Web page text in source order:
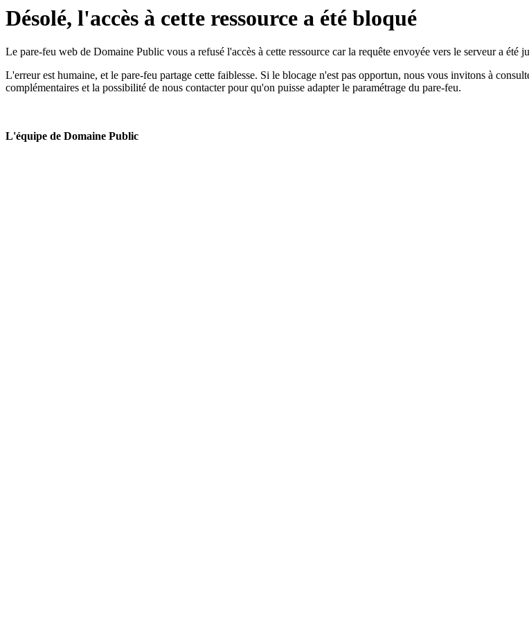
Désolé, l'accès à cette ressource a été bloqué
Le pare-feu web de Domaine Public vous a refusé l'accès à cette ressource car la requête envoyée vers le serveur a été
L'erreur est humaine, et le pare-feu partage cette faiblesse. Si le blocage n'est pas opportun, nous vous invitons à
complémentaires et la possibilité de nous contacter pour qu'on puisse adapter le paramétrage du pare-feu.
L'équipe de Domaine Public